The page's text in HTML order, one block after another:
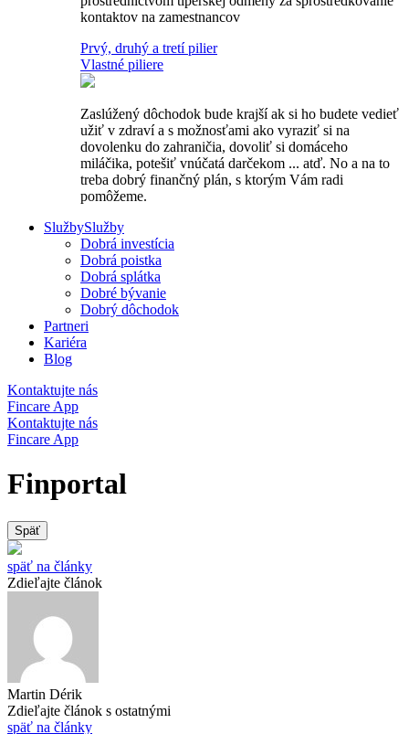
kontaktov na zamestnancov
Prvý, druhý a tretí pilier
Vlastné piliere
Zaslúžený dôchodok bude krajší ak si ho budete vedieť
užiť v zdraví a s možnosťami ako vyraziť si na
dovolenku do zahraničia, dovoliť si domáceho
miláčika, potešiť vnúčatá darčekom ... atď. No a na to
treba dobrý finančný plán, s ktorým Vám radi
pomôžeme.
SlužbySlužby
Dobrá investícia
Dobrá poistka
Dobrá splátka
Dobré bývanie
Dobrý dôchodok
Partneri
Kariéra
Blog
Kontaktujte nás
Fincare App
Kontaktujte nás
Fincare App
Finportal
Späť
späť na články
Zdieľajte článok
Martin Dérik
Zdieľajte článok s ostatnými
späť na články